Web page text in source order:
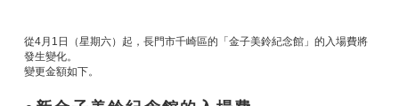
從4月1日（星期六）起，長門市千崎區的「金子美鈴紀念館」的入場費將
發生變化。
變更金額如下。